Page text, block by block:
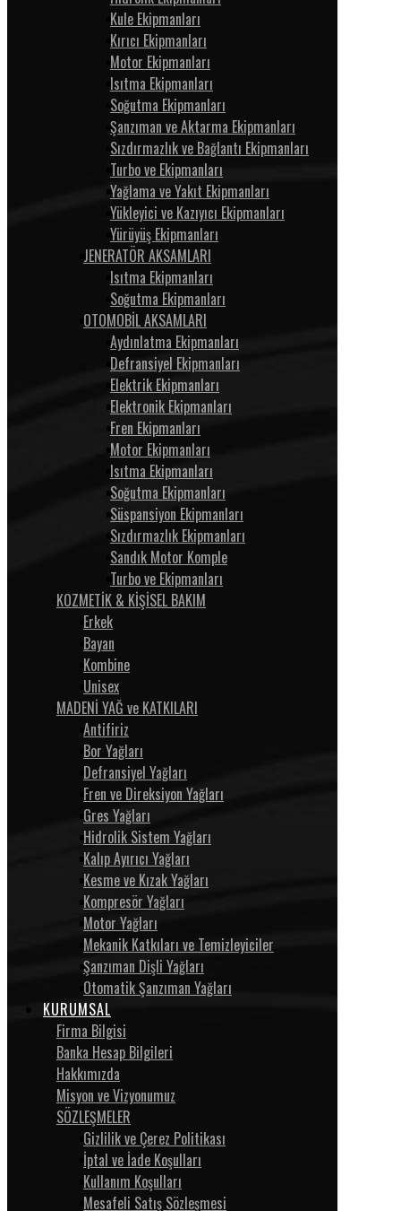
Kule Ekipmanları
Kırıcı Ekipmanları
Motor Ekipmanları
Isıtma Ekipmanları
Soğutma Ekipmanları
Şanzıman ve Aktarma Ekipmanları
Sızdırmazlık ve Bağlantı Ekipmanları
Turbo ve Ekipmanları
Yağlama ve Yakıt Ekipmanları
Yükleyici ve Kazıyıcı Ekipmanları
Yürüyüş Ekipmanları
JENERATÖR AKSAMLARI
Isıtma Ekipmanları
Soğutma Ekipmanları
OTOMOBİL AKSAMLARI
Aydınlatma Ekipmanları
Defransiyel Ekipmanları
Elektrik Ekipmanları
Elektronik Ekipmanları
Fren Ekipmanları
Motor Ekipmanları
Isıtma Ekipmanları
Soğutma Ekipmanları
Süspansiyon Ekipmanları
Sızdırmazlık Ekipmanları
Sandık Motor Komple
Turbo ve Ekipmanları
KOZMETİK & KİŞİSEL BAKIM
Erkek
Bayan
Kombine
Unisex
MADENİ YAĞ ve KATKILARI
Antifiriz
Bor Yağları
Defransiyel Yağları
Fren ve Direksiyon Yağları
Gres Yağları
Hidrolik Sistem Yağları
Kalıp Ayırıcı Yağları
Kesme ve Kızak Yağları
Kompresör Yağları
Motor Yağları
Mekanik Katkıları ve Temizleyiciler
Şanzıman Dişli Yağları
Otomatik Şanzıman Yağları
KURUMSAL
Firma Bilgisi
Banka Hesap Bilgileri
Hakkımızda
Misyon ve Vizyonumuz
SÖZLEŞMELER
Gizlilik ve Çerez Politikası
İptal ve İade Koşulları
Kullanım Koşulları
Mesafeli Satış Sözleşmesi